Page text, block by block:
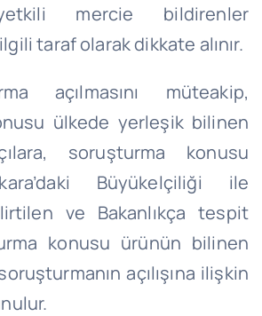
mercie bildirenler
taraf olarak dikkate alınır.
açılmasını müteakip,
ülkede yerleşik bilinen
soruşturma konusu
Büyükelçiliği ile
ve Bakanlıkça tespit
konusu ürünün bilinen
açılışına ilişkin